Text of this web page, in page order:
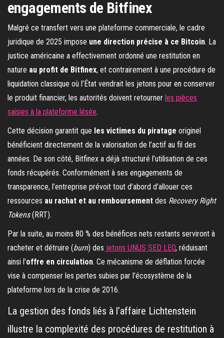
engagements de Bitfinex
Malgré ce transfert vers une plateforme commerciale, le cadre
juridique de 2025 impose une direction précise à ce Bitcoin. La
justice américaine a effectivement ordonné une restitution en
nature au profit de Bitfinex, et contrairement à une procédure de
liquidation classique où l’État vendrait les jetons pour en conserver
le produit financier, les autorités doivent retourner les pièces
saisies à la plateforme lésée.
Cette décision garantit que les victimes du piratage originel
bénéficient directement de la valorisation de l’actif au fil des
années. De son côté, Bitfinex a déjà structuré l’utilisation de ces
fonds récupérés. Conformément à ses engagements de
transparence, l’entreprise prévoit tout d’abord d’allouer ces
ressources au rachat et au remboursement des Recovery Right
Tokens(RRT).
Par la suite, au moins 80 % des bénéfices nets restants serviront à
racheter et détruire (burn) des jetons UNUS SED LEO, réduisant
ainsi l’offre en circulation. Ce mécanisme de déflation forcée
vise à compenser les pertes subies par l’écosystème de la
plateforme lors de la crise de 2016.
La gestion des fonds liés à l’affaire Lichtenstein
illustre la complexité des procédures de restitution à